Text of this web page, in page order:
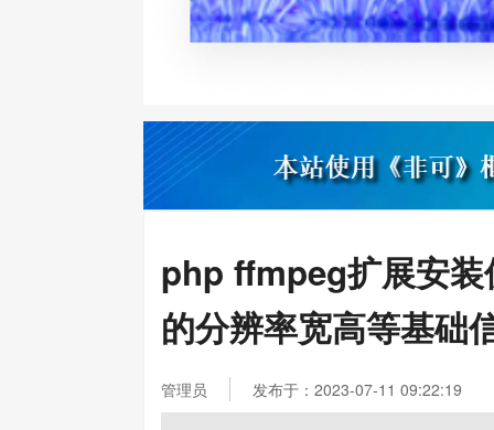
php ffmpeg扩展安装
的分辨率宽高等基础
管理员 发布于：2023-07-11 09:22:19